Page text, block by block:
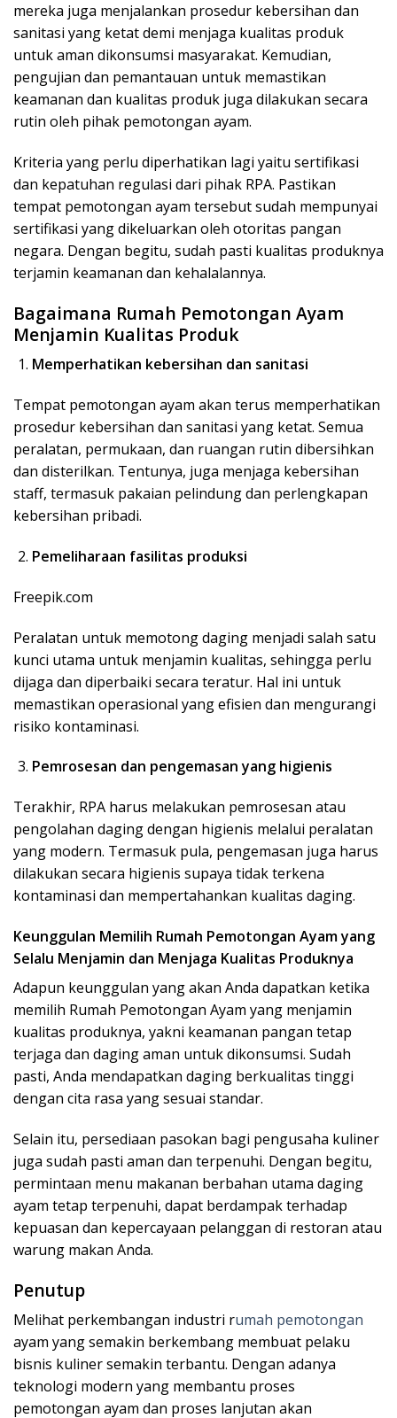
mereka juga menjalankan prosedur kebersihan dan
sanitasi yang ketat demi menjaga kualitas produk
untuk aman dikonsumsi masyarakat. Kemudian,
pengujian dan pemantauan untuk memastikan
keamanan dan kualitas produk juga dilakukan secara
rutin oleh pihak pemotongan ayam.
Kriteria yang perlu diperhatikan lagi yaitu sertifikasi
dan kepatuhan regulasi dari pihak RPA. Pastikan
tempat pemotongan ayam tersebut sudah mempunyai
sertifikasi yang dikeluarkan oleh otoritas pangan
negara. Dengan begitu, sudah pasti kualitas produknya
terjamin keamanan dan kehalalannya.
Bagaimana Rumah Pemotongan Ayam
Menjamin Kualitas Produk
Memperhatikan kebersihan dan sanitasi
Tempat pemotongan ayam akan terus memperhatikan
prosedur kebersihan dan sanitasi yang ketat. Semua
peralatan, permukaan, dan ruangan rutin dibersihkan
dan disterilkan. Tentunya, juga menjaga kebersihan
staff, termasuk pakaian pelindung dan perlengkapan
kebersihan pribadi.
Pemeliharaan fasilitas produksi
Freepik.com
Peralatan untuk memotong daging menjadi salah satu
kunci utama untuk menjamin kualitas, sehingga perlu
dijaga dan diperbaiki secara teratur. Hal ini untuk
memastikan operasional yang efisien dan mengurangi
risiko kontaminasi.
Pemrosesan dan pengemasan yang higienis
Terakhir, RPA harus melakukan pemrosesan atau
pengolahan daging dengan higienis melalui peralatan
yang modern. Termasuk pula, pengemasan juga harus
dilakukan secara higienis supaya tidak terkena
kontaminasi dan mempertahankan kualitas daging.
Keunggulan Memilih Rumah Pemotongan Ayam yang
Selalu Menjamin dan Menjaga Kualitas Produknya
Adapun keunggulan yang akan Anda dapatkan ketika
memilih Rumah Pemotongan Ayam yang menjamin
kualitas produknya, yakni keamanan pangan tetap
terjaga dan daging aman untuk dikonsumsi. Sudah
pasti, Anda mendapatkan daging berkualitas tinggi
dengan cita rasa yang sesuai standar.
Selain itu, persediaan pasokan bagi pengusaha kuliner
juga sudah pasti aman dan terpenuhi. Dengan begitu,
permintaan menu makanan berbahan utama daging
ayam tetap terpenuhi, dapat berdampak terhadap
kepuasan dan kepercayaan pelanggan di restoran atau
warung makan Anda.
Penutup
Melihat perkembangan industri rumah pemotongan
ayam yang semakin berkembang membuat pelaku
bisnis kuliner semakin terbantu. Dengan adanya
teknologi modern yang membantu proses
pemotongan ayam dan proses lanjutan akan